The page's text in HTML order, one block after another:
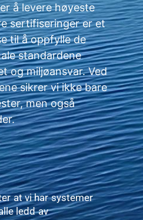
å levere høyeste
sertifiseringer er et
til å oppfylle de
standardene
og miljøansvar. Ved
sikrer vi ikke bare
men også
at vi har systemer
ledd av